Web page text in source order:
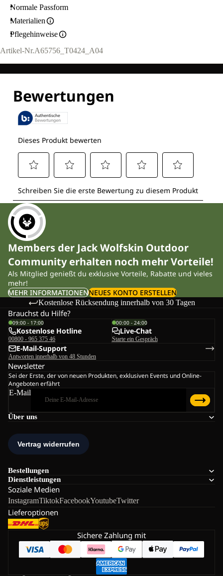
Normale Passform
Materialien
Pflegehinweise
Artikel-Nr.A65756_T0424_A04
Members der Jack Wolfskin Outdoor
Community erhalten noch mehr Vorteile!
Als Mitglied genießt du exklusive Vorteile, Rabatte und vieles
mehr!
MEHR INFORMATIONENNEUES KONTO ERSTELLEN
Kostenlose Rücksendung innerhalb von 30 Tagen
Über uns
Bestellungen
Dienstleistungen
Soziale Medien
InstagramTiktokFacebookYoutubeTwitter
Lieferoptionen
Brauchst du Hilfe?
09:00 - 17:00
Kostenlose Hotline
00800 - 965 375 46
00:00 - 24:00
Live-Chat
Starte ein Gespräch
E-Mail-Support
Antworten innerhalb von 48 Stunden
Newsletter
Sei der Erste, der von neuen Produkten, exklusiven Events und Online-
Angeboten erfährt
E-Mail
Sichere Zahlung mit